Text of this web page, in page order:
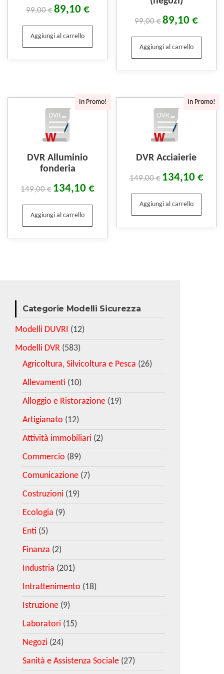
99,00€89,10 €
Aggiungi al carrello
99,00€89,10€
Aggiungi al carrello
In Promo!
DVR Alluminio
fonderia
149,00€ 134,10€
Aggiungi al carrello
In Promo!
DVR Acciaierie
149,00€ 134,10 €
Aggiungi al carrello
Categorie Modelli Sicurezza
Modelli DUVRI (12)
Modelli DVR (583)
Agricoltura, Silvicoltura e Pesca (26)
Allevamenti (10)
Alloggio e Ristorazione (19)
Artigianato (12)
Attività immobiliari (2)
Commercio (89)
Comunicazione (7)
Costruzioni (19)
Ecologia (9)
Enti (5)
Finanza (2)
Industria (201)
Intrattenimento (18)
Istruzione (9)
Laboratori (15)
Negozi (24)
Sanità e Assistenza Sociale (27)